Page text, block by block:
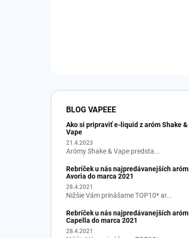
BLOG VAPEEE
Ako si pripraviť e-liquid z aróm Shake &
Vape
21.4.2023
Arómy Shake & Vape predsta...
Rebríček u nás najpredávanejších aróm
Avoria do marca 2021
28.4.2021
Nižšie Vám prinášame TOP10* ar...
Rebríček u nás najpredávanejších aróm
Capella do marca 2021
28.4.2021